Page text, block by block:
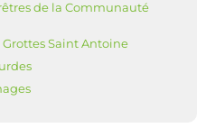
de la Communauté
Grottes Saint Antoine